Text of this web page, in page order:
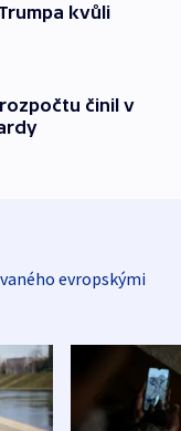
kvůli
činil v
evropskými